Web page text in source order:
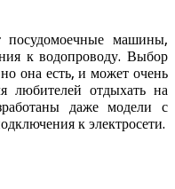
посудомоечные машины,
к водопроводу. Выбор
она есть, и может очень
любителей отдыхать на
даже модели с
к электросети.